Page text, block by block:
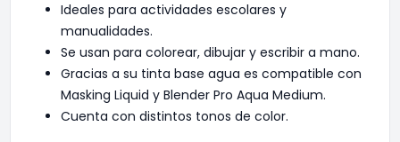
Ideales para actividades escolares y
manualidades.
Se usan para colorear, dibujar y escribir a mano.
Gracias a su tinta base agua es compatible con
Masking Liquid y Blender Pro Aqua Medium.
Cuenta con distintos tonos de color.